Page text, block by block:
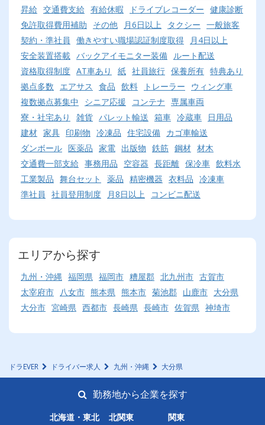
昇給 交通費支給 有給休暇 ドライブレコーダー 健康診断
免許取得費用補助
その他 月6日以上 タクシー 一般旅客
契約・準社員
働きやすい職場認証制度取得
月4日以上
安全装置搭載 バックアイモニター装備 ルート配送
資格取得制度 AT車あり 紙 社員旅行 保養所有 特典あり
拠点多数
エアサス 食品 飲料 トレーラー
ウィング車
複数拠点募集中
シニア応援 コンテナ 専属車両
寮・社宅あり
雑貨 パレット輸送 箱車 冷蔵車
日用品
建材 家具 印刷物 冷凍品 住宅設備 カゴ車輸送
ダンボール 医薬品 家電 出版物 鉄筋 鋼材 材木
交通費一部支給 事務用品 空容器 長距離 保冷車 飲料水
工業製品 舞台セット 薬品 精密機器 衣料品 冷凍車
準社員
社員登用制度 月8日以上 コンビニ配送
エリアから探す
九州・沖縄 福岡県 福岡市 糟屋郡 北九州市 古賀市
太宰府市
八女市 熊本県 熊本市 菊池郡 山鹿市 大分県
大分市 宮崎県 西都市 長崎県 長崎市 佐賀県 神埼市
ドラEVER ドライバー求人 九州・沖縄 大分県
勤務地から企業を探す
北海道・東北 北関東 関東